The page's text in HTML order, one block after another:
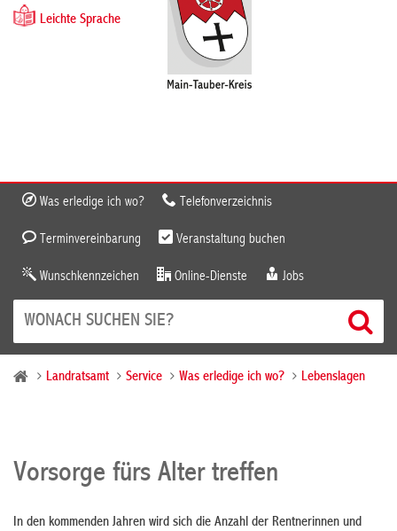
Leichte Sprache
Was erledige ich wo? Telefonverzeichnis
Terminvereinbarung Veranstaltung buchen
Wunschkennzeichen Online-Dienste Jobs
Landratsamt Service Was erledige ich wo? Lebenslagen
Vorsorge fürs Alter treffen
In den kommenden Jahren wird sich die Anzahl der Rentnerinnen und